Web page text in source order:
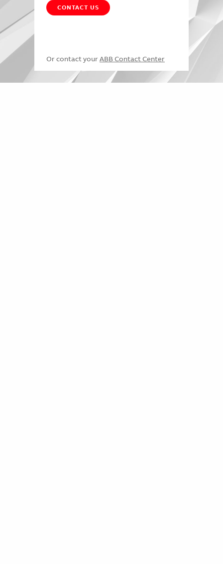
CONTACT US
Or contact your ABB Contact Center